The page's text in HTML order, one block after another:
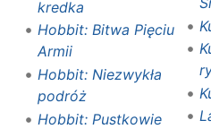
kredka
Hobbit: Bitwa Pięciu
Armii
Hobbit: Niezwykła
podróż
Hobbit: Pustkowie